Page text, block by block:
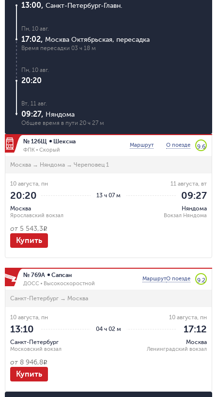
13:00, Санкт-Петербург-Главн.
Пн, 10 авг.
17:02, Москва Октябрьская, пересадка
Время пересадки 03 ч 18 м
Пн, 10 авг.
20:20
Вт, 11 авг.
09:27, Няндома
Общее время в пути 20 ч 27 м
№ 126Щ Шексна
ФПК Скорый
Маршрут О поезде 9.6
Москва → Няндома → Череповец 1
13 ч 07 м
10 августа, пн
20:20
Москва
Ярославский вокзал
11 августа, вт
09:27
Няндома
Вокзал Няндома
от 5 543,3R
Купить
№ 769А Сапсан
ДОСС Высокоскоростной
МаршрутО поезде 9.2
Санкт-Петербург → Москва
04 ч 02 м
10 августа, пн
13:10
Санкт-Петербург
Московский вокзал
10 августа, пн
17:12
Москва
Ленинградский вокзал
от 8 946,8R
Купить